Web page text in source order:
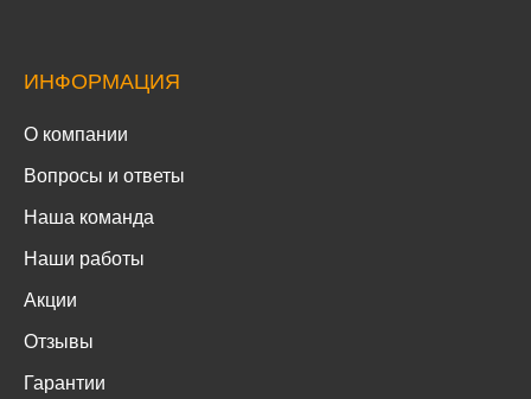
ИНФОРМАЦИЯ
О компании
Вопросы и ответы
Наша команда
Наши работы
Акции
Отзывы
Гарантии